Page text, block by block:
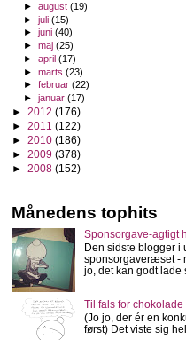
►august(19)
►juli(15)
►juni(40)
►maj(25)
►april(17)
►marts(23)
►februar(22)
►januar(17)
► 2012 (176)
► 2011 (122)
► 2010 (186)
► 2009 (378)
► 2008 (152)
Månedens tophits
Sponsorgave-agtigt
Den sidste blogger i
sponsorgaveræset -
jo, det kan godt lade
Til fals for chokolade
(Jo jo, der ér en
først) Det viste sig